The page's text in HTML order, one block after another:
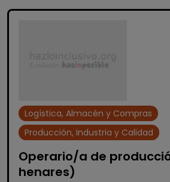
Logística, Almacén y Compras
Producción, Industria y Calidad
Operario/a de
henares)